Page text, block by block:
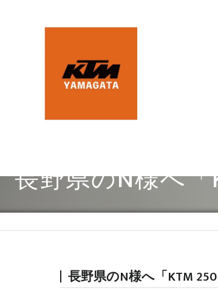
長野県のN様へ
長野県のN様へ「KTM